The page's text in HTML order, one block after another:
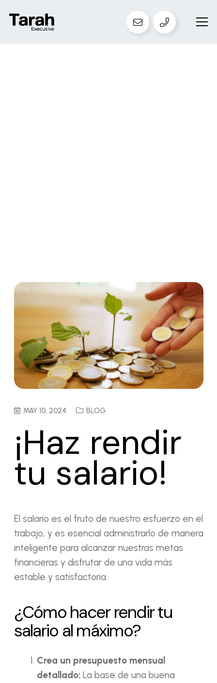
MAY 10, 2024 BLOG
¡Haz rendir
tu salario!
El salario es el fruto de nuestro esfuerzo en el
trabajo, y es esencial administrarlo de manera
inteligente para alcanzar nuestras metas
financieras y disfrutar de una vida más
estable y satisfactoria.
¿Cómo hacer rendir tu
salario al máximo?
Crea un presupuesto mensual
detallado: La base de una buena